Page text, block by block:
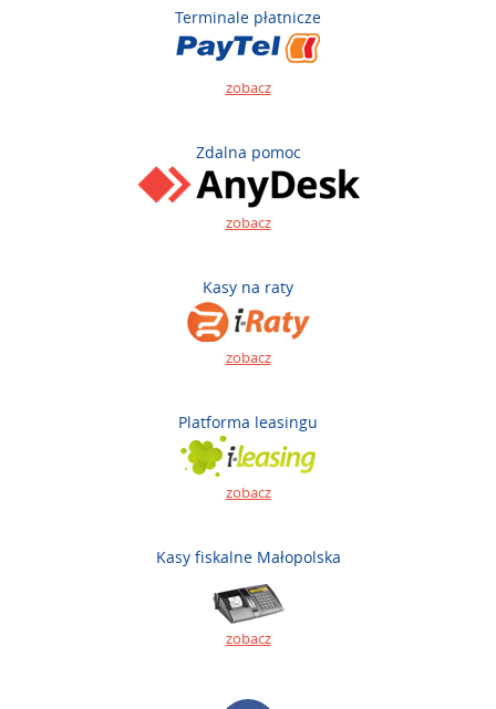
Terminale płatnicze
zobacz
Zdalna pomoc
zobacz
Kasy na raty
zobacz
Platforma leasingu
zobacz
Kasy fiskalne Małopolska
zobacz